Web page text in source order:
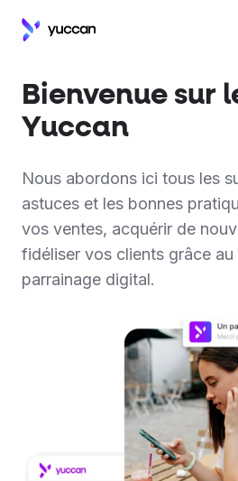
Bienvenue sur
Yuccan
Nous abordons ici tous les
astuces et les bonnes
vos ventes, acquérir de
fidéliser vos clients grâce
parrainage digital.